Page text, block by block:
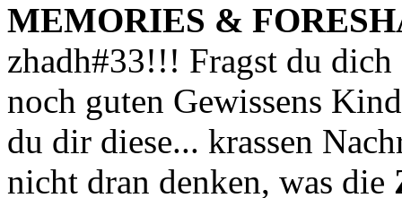
MEMORIES &
zhadh#33!!! Fragst du
noch guten Gewissens
du dir diese... krassen
nicht dran denken, was die